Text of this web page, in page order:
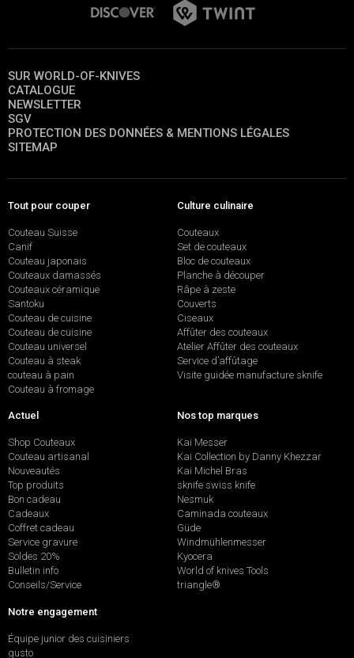
SUR WORLD-OF-KNIVES
CATALOGUE
NEWSLETTER
SGV
PROTECTION DES DONNÉES & MENTIONS LÉGALES
SITEMAP
Tout pour couper
Couteau Suisse
Canif
Couteau japonais
Couteaux damassés
Couteaux céramique
Santoku
Couteau de cuisine
Couteau de cuisine
Couteau universel
Couteau à steak
couteau à pain
Couteau à fromage
Culture culinaire
Couteaux
Set de couteaux
Bloc de couteaux
Planche à découper
Râpe à zeste
Couverts
Ciseaux
Affûter des couteaux
Atelier Affûter des couteaux
Service d’affûtage
Visite guidée manufacture sknife
Actuel
Shop Couteaux
Couteau artisanal
Nouveautés
Top produits
Bon cadeau
Cadeaux
Coffret cadeau
Service gravure
Soldes 20%
Bulletin info
Conseils/Service
Nos top marques
Kai Messer
Kai Collection by Danny Khezzar
Kai Michel Bras
sknife swiss knife
Nesmuk
Caminada couteaux
Güde
Windmühlenmesser
Kyocera
World of knives Tools
triangle®
Notre engagement
Équipe junior des cuisiniers
gusto